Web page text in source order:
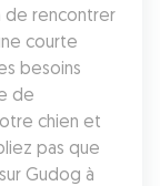
de rencontrer
courte
besoins
de
chien et
pas que
Gudog à